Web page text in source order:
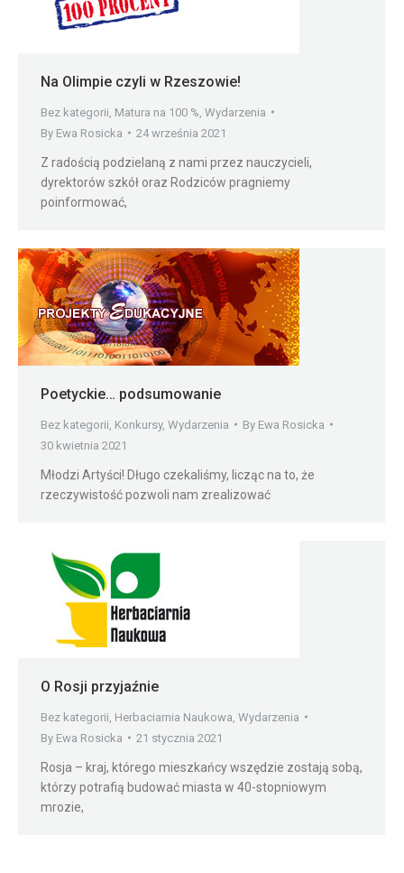
Na Olimpie czyli w Rzeszowie!
Bez kategorii Matura na 100 % Wydarzenia
By Ewa Rosicka 24 września 2021
Z radością podzielaną z nami przez nauczycieli,
dyrektorów szkół oraz Rodziców pragniemy
poinformować,
Poetyckie… podsumowanie
Bez kategorii Konkursy, Wydarzenia By Ewa Rosicka
30 kwietnia 2021
Młodzi Artyści! Długo czekaliśmy, licząc na to, że
rzeczywistość pozwoli nam zrealizować
O Rosji przyjaźnie
Bez kategorii Herbaciarnia Naukowa Wydarzenia
By Ewa Rosicka 21 stycznia 2021
Rosja – kraj, którego mieszkańcy wszędzie zostają sobą,
którzy potrafią budować miasta w 40-stopniowym
mrozie,